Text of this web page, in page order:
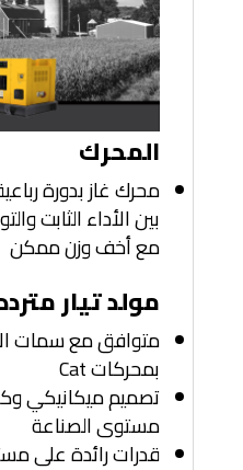
المحرك
محرك غاز بدورة
بين الأداء الثابت
مع أخف وزن ممكن
مولد تيار
متوافق مع سمات
بمحركات Cat
تصميم ميكانيكي
مستوى الصناعة
قدرات رائدة على